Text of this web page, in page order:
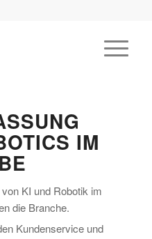
IM
KI und Robotik im
die Branche.
Kundenservice und